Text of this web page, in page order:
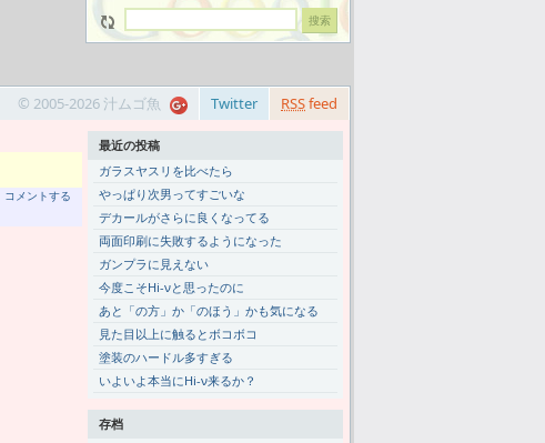
RSSfeed
Twitter
© 2005-2026 汁ムゴ魚
コメントする
最近の投稿
ガラスヤスリを比べたら
やっぱり次男ってすごいな
デカールがさらに良くなってる
両面印刷に失敗するようになった
ガンプラに見えない
今度こそHi-νと思ったのに
あと「の方」か「のほう」かも気になる
見た目以上に触るとボコボコ
塗装のハードル多すぎる
いよいよ本当にHi-ν来るか？
存档